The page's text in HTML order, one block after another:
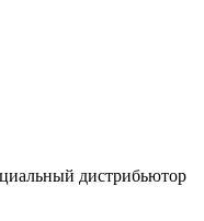
дистрибьютор